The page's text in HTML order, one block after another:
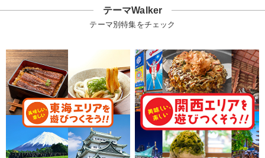
テーマWalker
テーマ別特集をチェック